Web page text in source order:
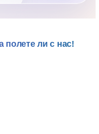
полете ли с нас!